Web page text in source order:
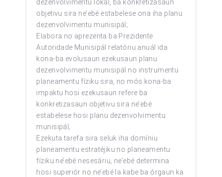
dezenvolvimentu lokál, ba konkretizasaun
objetivu sira ne’ebé estabelese ona iha planu
dezenvolvimentu munisipál;
Elabora no aprezenta ba Prezidente
Autoridade Munisipál relatóriu anuál ida
kona-ba evolusaun ezekusaun planu
dezenvolvimentu munisipál no instrumentu
planeamentu fíziku sira, no mós kona-ba
impaktu hosi ezekusaun refere ba
konkretizasaun objetivu sira ne’ebé
estabelese hosi planu dezenvolvimentu
munisipál;
Ezekuta tarefa sira seluk iha domíniu
planeamentu estratéjiku no planeamentu
fíziku ne’ebé nesesáriu, ne’ebé determina
hosi superiór no ne’ebé la kabe ba órgaun ka